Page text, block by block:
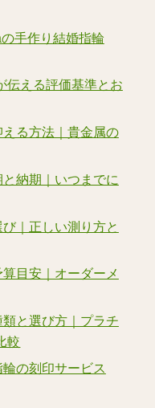
手作り結婚指輪
伝える評価基準とお
る方法｜貴金属の
納期｜いつまでに
｜正しい測り方と
目安｜オーダーメ
と選び方｜プラチ
較
の刻印サービス